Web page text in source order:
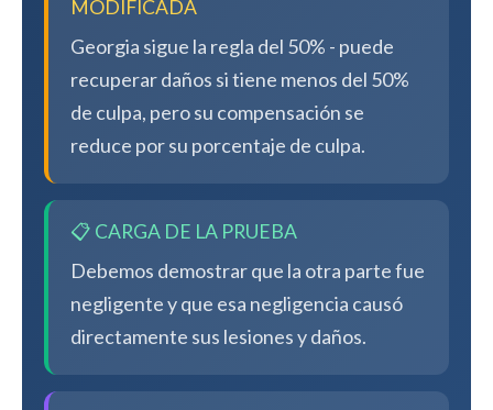
MODIFICADA
Georgia sigue la regla del 50% - puede
recuperar daños si tiene menos del 50%
de culpa, pero su compensación se
reduce por su porcentaje de culpa.
📋 CARGA DE LA PRUEBA
Debemos demostrar que la otra parte fue
negligente y que esa negligencia causó
directamente sus lesiones y daños.